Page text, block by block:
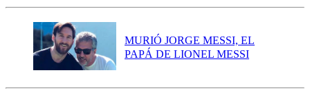
MURIÓ JORGE MESSI, EL
PAPÁ DE LIONEL MESSI